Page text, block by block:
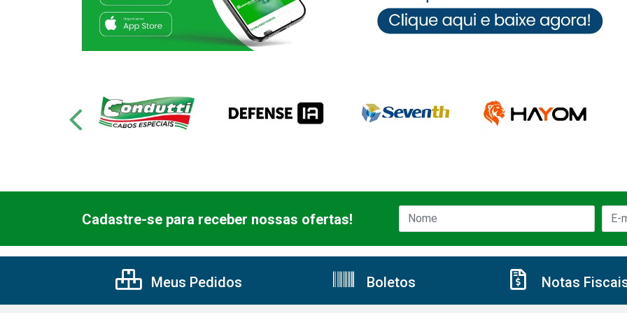
Cadastre-se para receber nossas ofertas!
Meus Pedidos Boletos Notas